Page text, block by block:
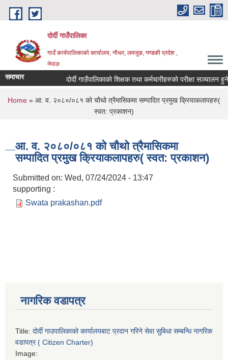
Skip to main content
दोर्दी गाउँपालिका
गाउँ कार्यपालिकाको कार्यालय, नौथर, लमजुङ, गण्डकी प्रदेश ,
नेपाल
समाचार दोर्दी गाउँपालिकाको शिक्षक तथा कर्मचारीहरुको परीक्षा सञ्चालन
You are here
Home » आ. व. २०८०/०८१ को चौथो त्रैमासिकमा सम्पादित प्रमुख क्रियाकलापहरु(
स्वत: प्रकाशन)
आ. व. २०८०/०८१ को चौथो त्रैमासिकमा
सम्पादित प्रमुख क्रियाकलापहरु( स्वत: प्रकाशन)
Submitted on: Wed, 07/24/2024 - 13:47
supporting :
Swata prakashan.pdf
नागरिक वडापत्र
Title: दोर्दी गाउपालिकाको कार्यालयबाट प्रदान गरिने सेवा सुबिधा सम्बन्धि नागरिक
वडापत्र ( Citizen Charter)
Image: